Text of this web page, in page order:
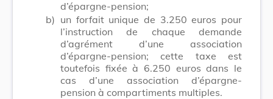
d’épargne-pension;
b) un forfait unique de 3.250 euros pour
l’instruction de chaque demande
d’agrément d’une association
d’épargne-pension; cette taxe est
toutefois fixée à 6.250 euros dans le
cas d’une association d’épargne-
pension à compartiments multiples.